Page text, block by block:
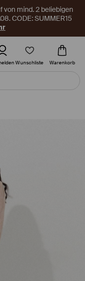
von mind. 2 beliebigen
CODE: SUMMER15
Wunschliste Warenkorb